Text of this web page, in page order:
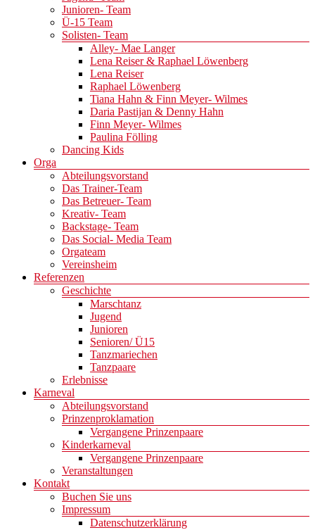
Junioren- Team
Ü-15 Team
Solisten- Team
Alley- Mae Langer
Lena Reiser & Raphael Löwenberg
Lena Reiser
Raphael Löwenberg
Tiana Hahn & Finn Meyer- Wilmes
Daria Pastijan & Denny Hahn
Finn Meyer- Wilmes
Paulina Fölling
Dancing Kids
Orga
Abteilungsvorstand
Das Trainer-Team
Das Betreuer- Team
Kreativ- Team
Backstage- Team
Das Social- Media Team
Orgateam
Vereinsheim
Referenzen
Geschichte
Marschtanz
Jugend
Junioren
Senioren/ Ü15
Tanzmariechen
Tanzpaare
Erlebnisse
Karneval
Abteilungsvorstand
Prinzenproklamation
Vergangene Prinzenpaare
Kinderkarneval
Vergangene Prinzenpaare
Veranstaltungen
Kontakt
Buchen Sie uns
Impressum
Datenschutzerklärung